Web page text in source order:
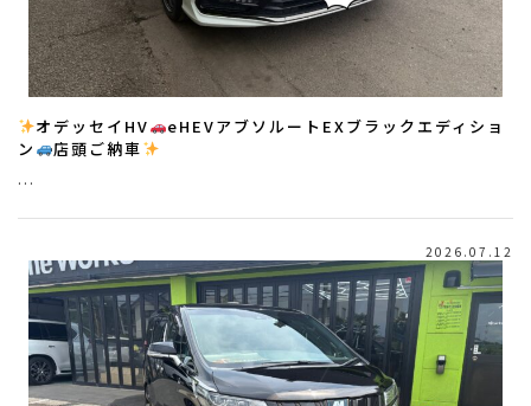
オデッセイHV
eHEVアブソルートEXブラックエディショ
ン
店頭ご納車
…
2026.07.12